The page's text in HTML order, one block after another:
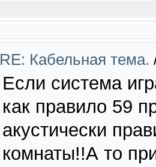
RE: Кабельная тема.
Если система
как правило 59
акустически
комнаты!!А то